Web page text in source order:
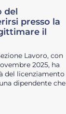
del
presso la
il
Lavoro, con
2025, ha
del licenziamento
dipendente che